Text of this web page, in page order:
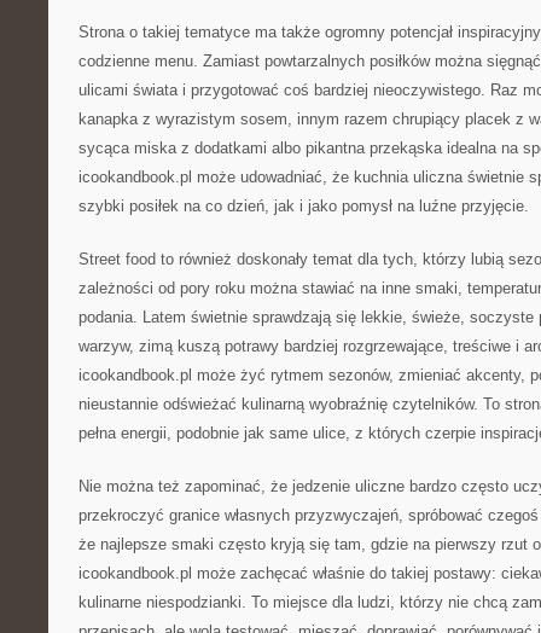
Strona o takiej tematyce ma także ogromny potencjał
codzienne menu. Zamiast powtarzalnych posiłków można
ulicami świata i przygotować coś bardziej nieoczywistego. Raz
kanapka z wyrazistym sosem, innym razem chrupiący placek z
sycąca miska z dodatkami albo pikantna przekąska idealna na
icookandbook.pl może udowadniać, że kuchnia uliczna świetnie
szybki posiłek na co dzień, jak i jako pomysł na luźne przyjęcie.
Street food to również doskonały temat dla tych, którzy lubią
zależności od pory roku można stawiać na inne smaki,
podania. Latem świetnie sprawdzają się lekkie, świeże, soczyste
warzyw, zimą kuszą potrawy bardziej rozgrzewające, treściwe i
icookandbook.pl może żyć rytmem sezonów, zmieniać akcenty,
nieustannie odświeżać kulinarną wyobraźnię czytelników. To
pełna energii, podobnie jak same ulice, z których czerpie
Nie można też zapominać, że jedzenie uliczne bardzo często
przekroczyć granice własnych przyzwyczajeń, spróbować
że najlepsze smaki często kryją się tam, gdzie na pierwszy rzut
icookandbook.pl może zachęcać właśnie do takiej postawy:
kulinarne niespodzianki. To miejsce dla ludzi, którzy nie chcą